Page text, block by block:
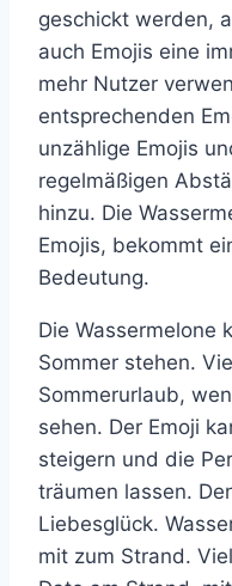
geschickt werden,
auch Emojis eine
mehr Nutzer
entsprechenden
unzählige Emojis
regelmäßigen
hinzu. Die
Emojis, bekommt
Bedeutung.
Die Wassermelone
Sommer stehen.
Sommerurlaub,
sehen. Der Emoji
steigern und die
träumen lassen.
Liebesglück.
mit zum Strand.